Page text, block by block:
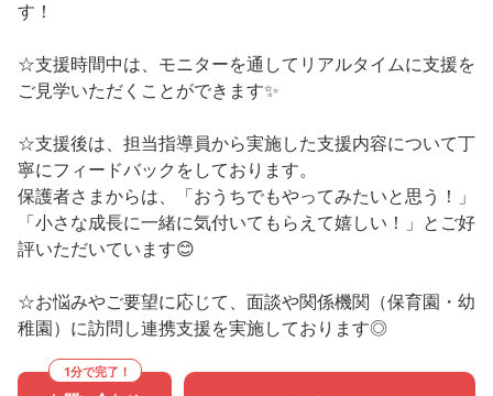
す！
☆支援時間中は、モニターを通してリアルタイムに支援を
ご見学いただくことができます✨
☆支援後は、担当指導員から実施した支援内容について丁
寧にフィードバックをしております。
保護者さまからは、「おうちでもやってみたいと思う！」
「小さな成長に一緒に気付いてもらえて嬉しい！」とご好
評いただいています😊
☆お悩みやご要望に応じて、面談や関係機関（保育園・幼
稚園）に訪問し連携支援を実施しております◎
1分で完了！